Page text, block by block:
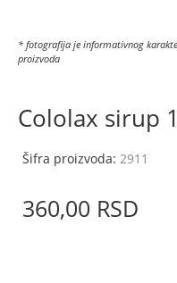
* fotografija je informativnog
proizvoda
Cololax sirup
Šifra proizvoda: 2911
360,00 RSD